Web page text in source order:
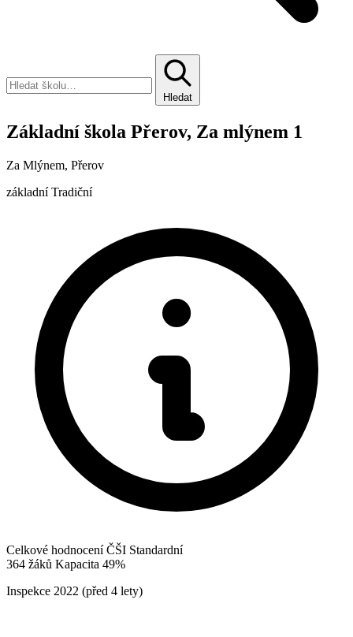
Hledat
Základní škola Přerov, Za mlýnem 1
Za Mlýnem, Přerov
základní Tradiční
Celkové hodnocení ČŠI Standardní
364 žáků Kapacita 49%
Inspekce 2022 (před 4 lety)